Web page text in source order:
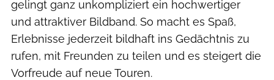
gelingt ganz unkompliziert ein hochwertiger
und attraktiver Bildband. So macht es Spaß,
Erlebnisse jederzeit bildhaft ins Gedächtnis zu
rufen, mit Freunden zu teilen und es steigert die
Vorfreude auf neue Touren.